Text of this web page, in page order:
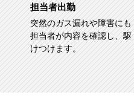
担当者出勤
突然のガス漏れや障害にも
担当者が内容を確認し、駆
けつけます。